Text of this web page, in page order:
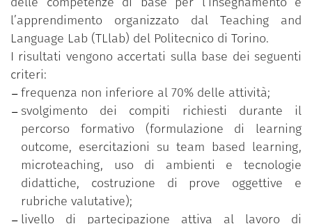
l’apprendimento organizzato dal Teaching and
Language Lab (TLlab) del Politecnico di Torino.
I risultati vengono accertati sulla base dei seguenti
criteri:
frequenza non inferiore al 70% delle attività;
svolgimento dei compiti richiesti durante il
percorso formativo (formulazione di learning
outcome, esercitazioni su team based learning,
microteaching, uso di ambienti e tecnologie
didattiche, costruzione di prove oggettive e
rubriche valutative);
livello di partecipazione attiva al lavoro di